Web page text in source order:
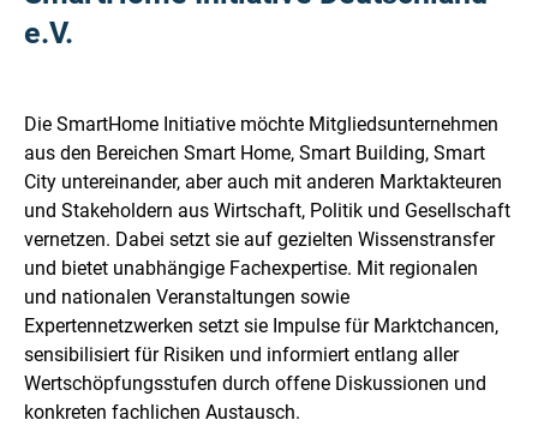
e.V.
Die SmartHome Initiative möchte Mitgliedsunternehmen
aus den Bereichen Smart Home, Smart Building, Smart
City untereinander, aber auch mit anderen Marktakteuren
und Stakeholdern aus Wirtschaft, Politik und Gesellschaft
vernetzen. Dabei setzt sie auf gezielten Wissenstransfer
und bietet unabhängige Fachexpertise. Mit regionalen
und nationalen Veranstaltungen sowie
Expertennetzwerken setzt sie Impulse für Marktchancen,
sensibilisiert für Risiken und informiert entlang aller
Wertschöpfungsstufen durch offene Diskussionen und
konkreten fachlichen Austausch.